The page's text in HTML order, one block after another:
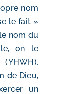
nom
le fait »
nom du
on le
de Dieu,
un